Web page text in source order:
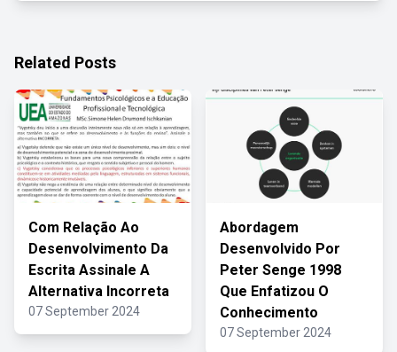
Related Posts
Com Relação Ao
Desenvolvimento Da
Escrita Assinale A
Alternativa Incorreta
07 September 2024
Abordagem
Desenvolvido Por
Peter Senge 1998
Que Enfatizou O
Conhecimento
07 September 2024